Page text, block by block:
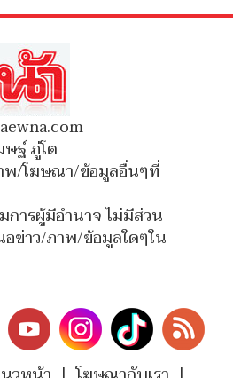
ฐ์ ภู่โต
พ/โฆษณา/ข้อมูลอื่นๆที่
การผู้มีอำนาจ ไม่มีส่วน
อข่าว/ภาพ/ข้อมูลใดๆใน